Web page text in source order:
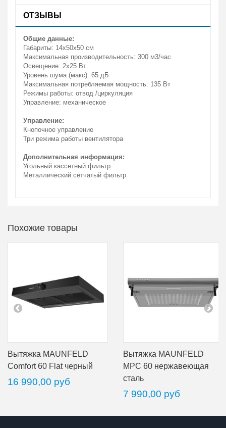
ОТЗЫВЫ
Общие данные:
Габариты: 14х50х50 см
Максимальная производительность: 300 м3/час
Освещение: 2х25 Вт
Уровень шума (макс): 65 дБ
Максимальная потребляемая мощность: 135 Вт
Режимы работы: отвод /циркуляция
Управление: механическое
Управление:
Кнопочное управление
Три режима работы вентилятора
Дополнительная информация:
Угольный кассетный фильтр
Металлический сетчатый фильтр
Похожие товары
Вытяжка MAUNFELD
Comfort 60 Flat черный
16 990,00 руб
Вытяжка MAUNFELD
MPC 60 нержавеющая
сталь
7 990,00 руб